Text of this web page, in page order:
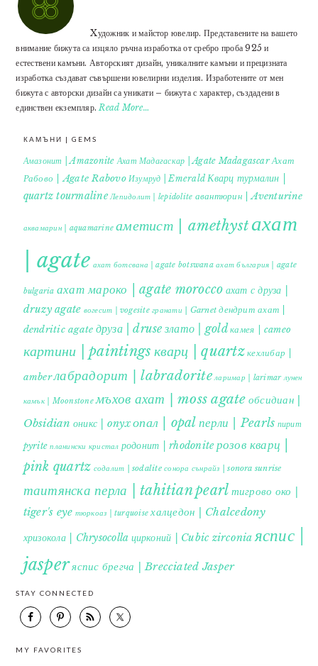
Xудожник и майстор ювелир. Представените на вашето
внимание бижута са изцяло ръчна изработка от сребро проба 925 и
естествени камъни. Авторският дизайн, уникалните камъни и прецизната
изработка създават съвършени ювелирни изделия. Изработените от мен
бижута с авторски дизайн са уникати – бижута с характер, създадени в
единствен екземпляр.Read More…
КАМЪНИ | GEMS
Амазонит | Amazonite Ахат Мадагаскар | Agate Madagascar Ахат
Рабово | Agate Rabovo Изумруд | Emerald Кварц турмалин |
quartz tourmaline Лепидолит | lepidolite авантюрин | Aventurine
аквамарин | aquamarine аметист | amethystахат
| agate ахат ботсвана | agate botswana ахат българия | agate
bulgaria ахат мароко | agate morocco ахат с друза |
druzy agate вогесит | vogesite гранати | Garnet дендрит ахат |
dendritic agate друза | druse злато | gold камея | cameo
картини | paintings кварц | quartzкехлибар |
amberлабрадорит | labradorite ларимар | larimar лунен
камък | Moonstone мъхов ахат | moss agate обсидиан |
Obsidian оникс | onyxопал | opal перли | Pearls пирит |
pyrite планински кристал родонит | rhodonite розов кварц |
pink quartz содалит | sodalite сонора сънрайз | sonora sunrise
таитянска перла | tahitian pearl тигрово око |
tiger's eye тюркоаз | turquoise халцедон | Chalcedony
хризокола | Chrysocolla цирконий | Cubic zirconia яспис |
jasperяспис брегча | Brecciated Jasper
STAY CONNECTED
MY FAVORITES